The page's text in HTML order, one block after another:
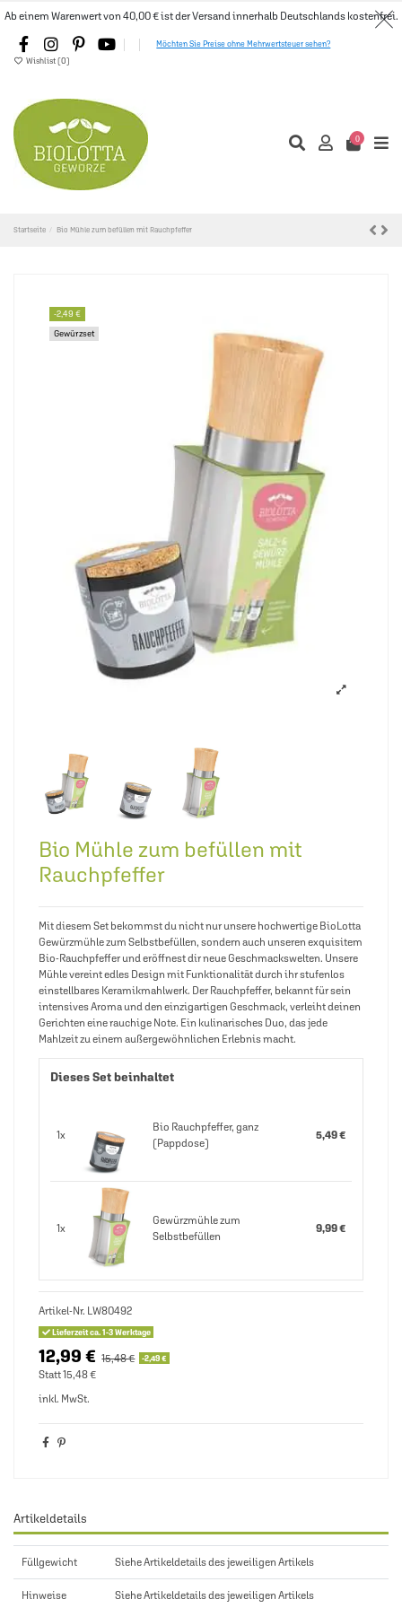
Ab einem Warenwert von 40,00 € ist der Versand innerhalb Deutschlands kostenfrei.
Möchten Sie Preise ohne Mehrwertsteuer sehen?
Wishlist (0)
0
Startseite Bio Mühle zum befüllen mit Rauchpfeffer
-2,49 €
Gewürzset
Bio Mühle zum befüllen mit
Rauchpfeffer
Mit diesem Set bekommst du nicht nur unsere hochwertige BioLotta
Gewürzmühle zum Selbstbefüllen, sondern auch unseren exquisitem
Bio-Rauchpfeffer und eröffnest dir neue Geschmackswelten. Unsere
Mühle vereint edles Design mit Funktionalität durch ihr stufenlos
einstellbares Keramikmahlwerk. Der Rauchpfeffer, bekannt für sein
intensives Aroma und den einzigartigen Geschmack, verleiht deinen
Gerichten eine rauchige Note. Ein kulinarisches Duo, das jede
Mahlzeit zu einem außergewöhnlichen Erlebnis macht.
Dieses Set beinhaltet
1x
Bio Rauchpfeffer, ganz
(Pappdose)
5,49 €
1x
Gewürzmühle zum
Selbstbefüllen
9,99 €
Artikel-Nr. LW80492
Lieferzeit ca. 1-3 Werktage
12,99 € 15,48 € -2,49 €
Statt 15,48 €
inkl. MwSt.
Artikeldetails
Füllgewicht Siehe Artikeldetails des jeweiligen Artikels
Hinweise Siehe Artikeldetails des jeweiligen Artikels